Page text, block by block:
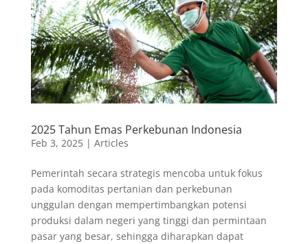
2025 Tahun Emas Perkebunan Indonesia
Feb 3, 2025| Articles
Pemerintah secara strategis mencoba untuk fokus
pada komoditas pertanian dan perkebunan
unggulan dengan mempertimbangkan potensi
produksi dalam negeri yang tinggi dan permintaan
pasar yang besar, sehingga diharapkan dapat